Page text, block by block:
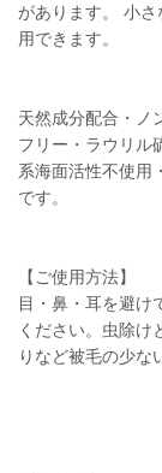
があります。 小
用できます。
天然成分配合・ノ
フリー・ラウリル
系海面活性不使用
です。
【ご使用方法】
目・鼻・耳を避け
ください。虫除け
りなど被毛の少な